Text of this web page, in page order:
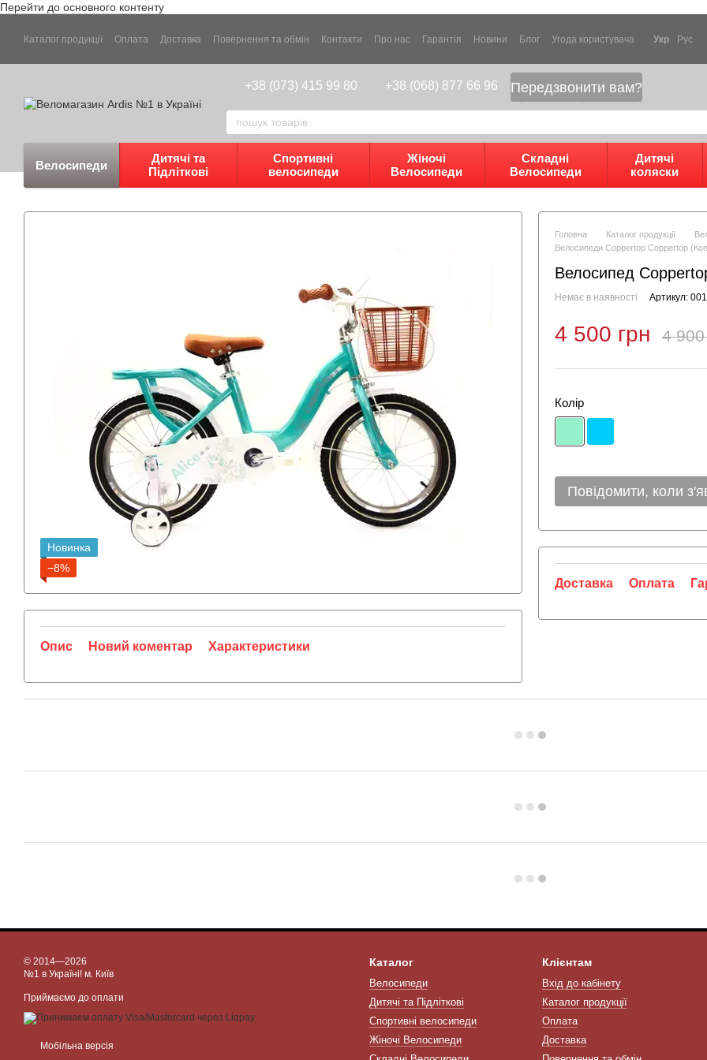
Перейти до основного контенту
Каталог продукції Оплата Доставка Повернення та обмін Контакти Про нас Гарантія Новини Блог Угода користувача Укр
Рус
+38 (073) 415 99 80 +38 (068) 877 66 96 Передзвонити вам?
Велосипеди
Дитячі та
Підліткові
Спортивні
велосипеди
Жіночі
Велосипеди
Складні
Велосипеди
Дитячі
коляски
Новинка
−8%
Опис Новий коментар Характеристики
Головна Каталог продукції
Велосипеди Coppertop Coppertop
Велосипед
Немає в наявності Артикул:
4 500 грн 4 900
Колір
Повідомити, коли
Доставка Оплата
© 2014—2026
№1 в Україні! м. Київ
Приймаємо до оплати
Мобільна версія
Каталог
Велосипеди
Дитячі та Підліткові
Спортивні велосипеди
Жіночі Велосипеди
Клієнтам
Вхід до кабінету
Каталог продукції
Оплата
Доставка